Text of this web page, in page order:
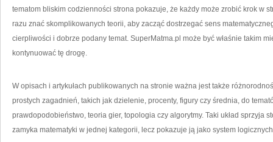
tematom bliskim codzienności strona pokazuje, że każdy może zrobić krok w
razu znać skomplikowanych teorii, aby zacząć dostrzegać sens
cierpliwości i dobrze podany temat. SuperMatma.pl może być właśnie takim
kontynuować tę drogę.
W opisach i artykułach publikowanych na stronie ważna jest także
prostych zagadnień, takich jak dzielenie, procenty, figury czy średnia, do
prawdopodobieństwo, teoria gier, topologia czy algorytmy. Taki układ sprzyja
zamyka matematyki w jednej kategorii, lecz pokazuje ją jako system